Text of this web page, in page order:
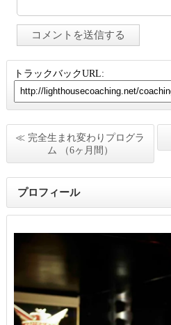
トラックバックURL:
≪ 完全生まれ変わりプログラ
ム （6ヶ月間）
プロフィール